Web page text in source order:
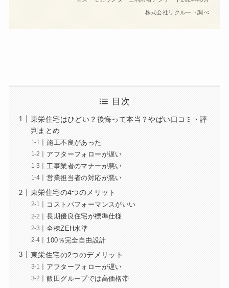
株式会社リクルート調べ
目次
東栄住宅はひどい？後悔って本当？やばい口コミ・評
判まとめ
施工不良があった
アフターフォローが遅い
工事業者のマナーが悪い
営業担当者の対応が悪い
東栄住宅の4つのメリット
コストパフォーマンスがいい
長期優良住宅が標準仕様
全棟ZEH水準
100％完全自由設計
東栄住宅の2つのデメリット
アフターフォローが遅い
飯田グループでは高価格帯